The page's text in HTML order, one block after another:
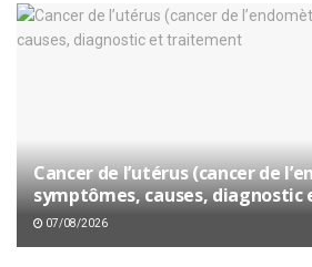
Cancer de l’utérus (cancer de
symptômes, causes,
07/08/2026